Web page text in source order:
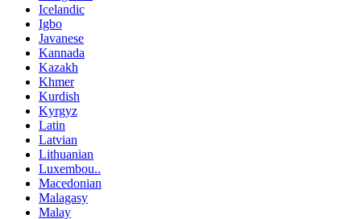
Icelandic
Igbo
Javanese
Kannada
Kazakh
Khmer
Kurdish
Kyrgyz
Latin
Latvian
Lithuanian
Luxembou..
Macedonian
Malagasy
Malay